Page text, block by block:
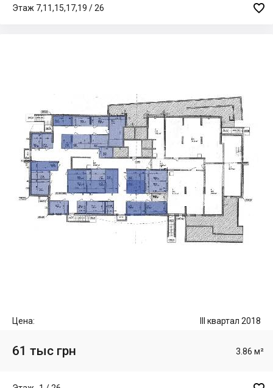
Этаж 7,11,15,17,19 / 26 
Цена: III квартал 2018
61 тыс грн 3.86 м²